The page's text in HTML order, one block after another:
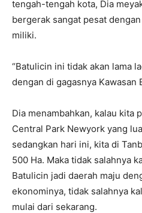
tengah-tengah kota, Dia
bergerak sangat pesat
miliki.
“Batulicin ini tidak akan lama
dengan di gagasnya Kawasan
Dia menambahkan, kalau kita
Central Park Newyork yang
sedangkan hari ini, kita di
500 Ha. Maka tidak salahnya
Batulicin jadi daerah maju
ekonominya, tidak salahnya
mulai dari sekarang.